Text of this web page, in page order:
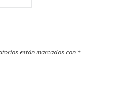
están marcados con *